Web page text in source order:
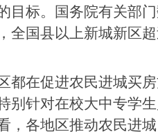
目标。国务院有关部
全国县以上新城新区
都在促进农民进城买
别针对在校大中专学
，各地区推动农民进